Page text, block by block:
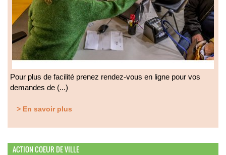
Pour plus de facilité prenez rendez-vous en ligne pour vos
demandes de (...)
> En savoir plus
ACTION COEUR DE VILLE